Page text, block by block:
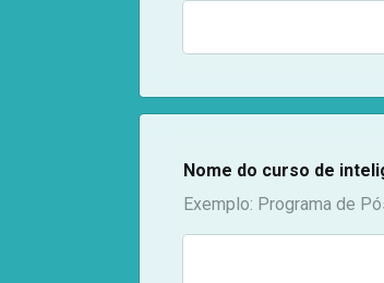
Nome do curso de
Exemplo: Programa de